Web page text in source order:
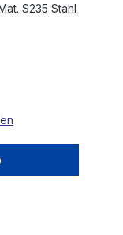
S235 Stahl